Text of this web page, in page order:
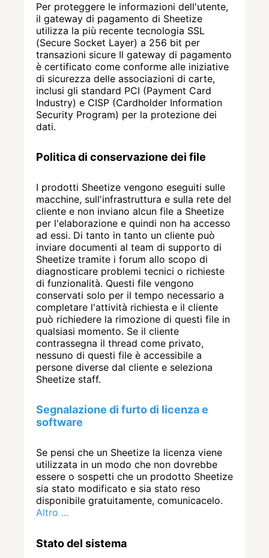
Per proteggere le informazioni dell'utente,
il gateway di pagamento di Sheetize
utilizza la più recente tecnologia SSL
(Secure Socket Layer) a 256 bit per
transazioni sicure Il gateway di pagamento
è certificato come conforme alle iniziative
di sicurezza delle associazioni di carte,
inclusi gli standard PCI (Payment Card
Industry) e CISP (Cardholder Information
Security Program) per la protezione dei
dati.
Politica di conservazione dei file
I prodotti Sheetize vengono eseguiti sulle
macchine, sull'infrastruttura e sulla rete del
cliente e non inviano alcun file a Sheetize
per l'elaborazione e quindi non ha accesso
ad essi. Di tanto in tanto un cliente può
inviare documenti al team di supporto di
Sheetize tramite i forum allo scopo di
diagnosticare problemi tecnici o richieste
di funzionalità. Questi file vengono
conservati solo per il tempo necessario a
completare l'attività richiesta e il cliente
può richiedere la rimozione di questi file in
qualsiasi momento. Se il cliente
contrassegna il thread come privato,
nessuno di questi file è accessibile a
persone diverse dal cliente e seleziona
Sheetize staff.
Segnalazione di furto di licenza e
software
Se pensi che un Sheetize la licenza viene
utilizzata in un modo che non dovrebbe
essere o sospetti che un prodotto Sheetize
sia stato modificato e sia stato reso
disponibile gratuitamente, comunicacelo.
Altro ...
Stato del sistema